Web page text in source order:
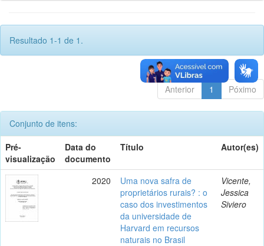
Resultado 1-1 de 1.
Anterior 1 Póximo
Conjunto de itens:
Pré-
visualização
Data do
documento
Título Autor(es)
2020
Uma nova safra de
proprietários rurais? : o
caso dos investimentos
da universidade de
Harvard em recursos
naturais no Brasil
Vicente,
Jessica
Siviero